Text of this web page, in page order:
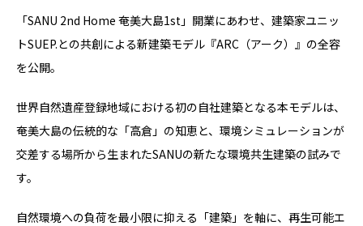
「SANU 2nd Home 奄美大島1st」開業にあわせ、建築家ユニッ
トSUEP.との共創による新建築モデル『ARC（アーク）』の全容
を公開。
世界自然遺産登録地域における初の自社建築となる本モデルは、
奄美大島の伝統的な「高倉」の知恵と、環境シミュレーションが
交差する場所から生まれたSANUの新たな環境共生建築の試みで
す。
自然環境への負荷を最小限に抑える「建築」を軸に、再生可能エ